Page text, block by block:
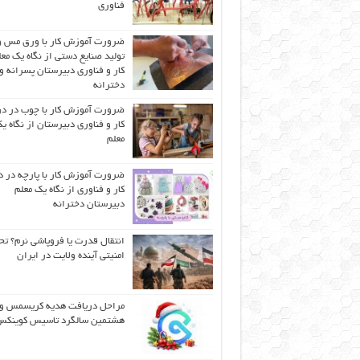
فناوری
ضرورت آموزش کار با ورق مس
تولید صنایع دستی از نگاه یک
کار و فناوری دبیرستان پسرانه و
دخترانه
ضرورت آموزش کار با چوب در
کار و فناوری دبیرستان از نگاه
معلم
ضرورت آموزش کار با پارچه
کار و فناوری از نگاه یک معلم
دبیرستان دخترانه
انتقال قدرت یا فروپاشی نرم؟
امنیتی آینده ولایت در ایران
مراحل دریافت هدیه کریسمس و
هشتمین سالگرد تاسیس